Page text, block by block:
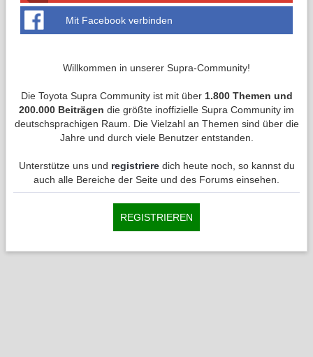
Mit Facebook verbinden
Willkommen in unserer Supra-Community!
Die Toyota Supra Community ist mit über 1.800 Themen und
200.000 Beiträgen die größte inoffizielle Supra Community im
deutschsprachigen Raum. Die Vielzahl an Themen sind über die
Jahre und durch viele Benutzer entstanden.
Unterstütze uns und registrieredich heute noch, so kannst du
auch alle Bereiche der Seite und des Forums einsehen.
REGISTRIEREN